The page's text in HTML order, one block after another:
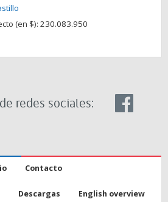
(en $): 230.083.950
redes sociales:
Contacto
Descargas English overview